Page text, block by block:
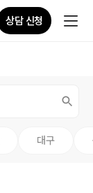
상담 신청
대구